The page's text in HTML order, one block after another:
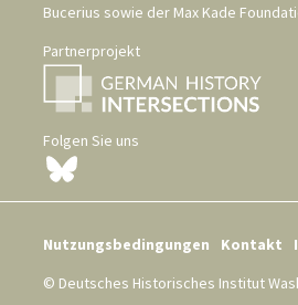
Bucerius sowie der Max Kade
Partnerprojekt
Folgen Sie uns
Nutzungsbedingungen Kontakt
© Deutsches Historisches Institut